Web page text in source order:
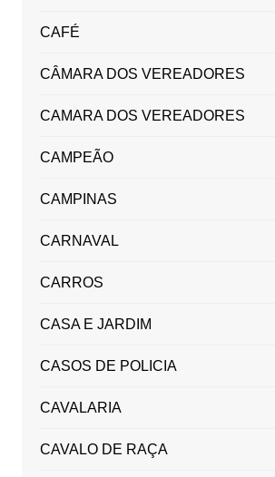
CAFÉ
CÂMARA DOS VEREADORES
CAMARA DOS VEREADORES
CAMPEÃO
CAMPINAS
CARNAVAL
CARROS
CASA E JARDIM
CASOS DE POLICIA
CAVALARIA
CAVALO DE RAÇA